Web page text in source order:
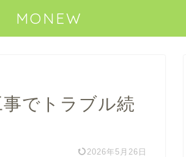
MONEW
でトラブル続
2026年5月26日